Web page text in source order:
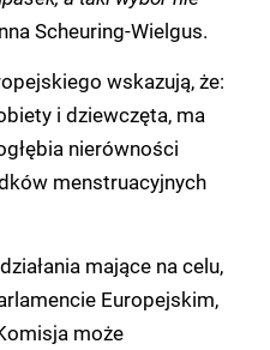
Scheuring-Wielgus.
wskazują, że:
i dziewczęta, ma
nierówności
menstruacyjnych
mające na celu,
Europejskim,
może